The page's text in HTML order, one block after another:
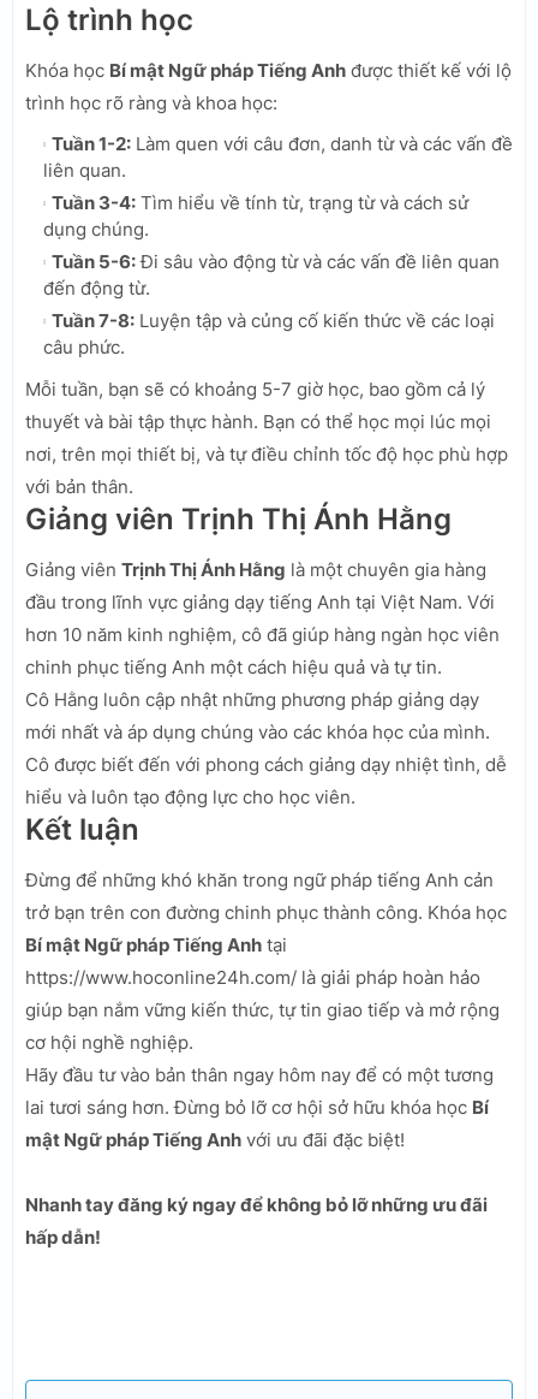
Lộ trình học
Khóa học Bí mật Ngữ pháp Tiếng Anh được thiết kế với lộ
trình học rõ ràng và khoa học:
Tuần 1-2: Làm quen với câu đơn, danh từ và các vấn đề
liên quan.
Tuần 3-4: Tìm hiểu về tính từ, trạng từ và cách sử
dụng chúng.
Tuần 5-6:Đi sâu vào động từ và các vấn đề liên quan
đến động từ.
Tuần 7-8: Luyện tập và củng cố kiến thức về các loại
câu phức.
Mỗi tuần, bạn sẽ có khoảng 5-7 giờ học, bao gồm cả lý
thuyết và bài tập thực hành. Bạn có thể học mọi lúc mọi
nơi, trên mọi thiết bị, và tự điều chỉnh tốc độ học phù hợp
với bản thân.
Giảng viên Trịnh Thị Ánh Hằng
Giảng viên Trịnh Thị Ánh Hằng là một chuyên gia hàng
đầu trong lĩnh vực giảng dạy tiếng Anh tại Việt Nam. Với
hơn 10 năm kinh nghiệm, cô đã giúp hàng ngàn học viên
chinh phục tiếng Anh một cách hiệu quả và tự tin.
Cô Hằng luôn cập nhật những phương pháp giảng dạy
mới nhất và áp dụng chúng vào các khóa học của mình.
Cô được biết đến với phong cách giảng dạy nhiệt tình, dễ
hiểu và luôn tạo động lực cho học viên.
Kết luận
Đừng để những khó khăn trong ngữ pháp tiếng Anh cản
trở bạn trên con đường chinh phục thành công. Khóa học
Bí mật Ngữ pháp Tiếng Anh tại
https://www.hoconline24h.com/ là giải pháp hoàn hảo
giúp bạn nắm vững kiến thức, tự tin giao tiếp và mở rộng
cơ hội nghề nghiệp.
Hãy đầu tư vào bản thân ngay hôm nay để có một tương
lai tươi sáng hơn. Đừng bỏ lỡ cơ hội sở hữu khóa học Bí
mật Ngữ pháp Tiếng Anh với ưu đãi đặc biệt!
Nhanh tay đăng ký ngay để không bỏ lỡ những ưu đãi
hấp dẫn!